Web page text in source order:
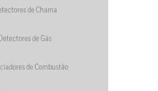
de Chama
Detectores de Gás
de Combustão